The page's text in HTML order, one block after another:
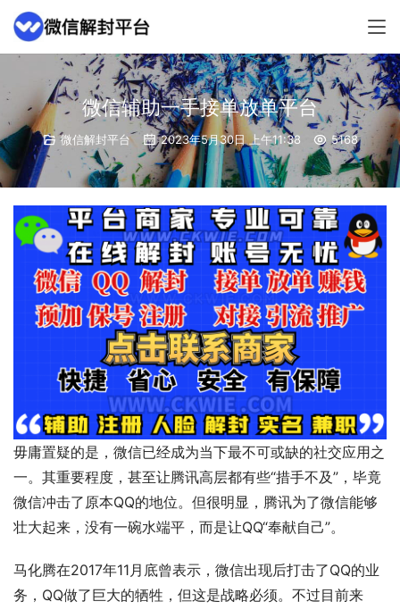
微信辅助一手接单放单平台
微信解封平台 2023年5月30日 上午11:38 5168
毋庸置疑的是，微信已经成为当下最不可或缺的社交应用之
一。其重要程度，甚至让腾讯高层都有些“措手不及”，毕竟
微信冲击了原本QQ的地位。但很明显，腾讯为了微信能够
壮大起来，没有一碗水端平，而是让QQ“奉献自己”。
马化腾在2017年11月底曾表示，微信出现后打击了QQ的业
务，QQ做了巨大的牺牲，但这是战略必须。不过目前来